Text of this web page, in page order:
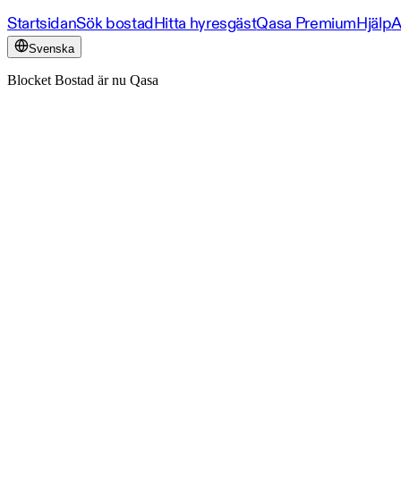
StartsidanSök bostadHitta hyresgästQasa PremiumHjälp
Svenska
Blocket Bostad är nu Qasa